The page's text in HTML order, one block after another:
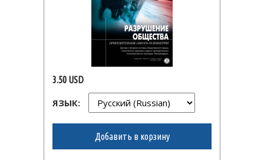
3.50 USD
ЯЗЫК:
Добавить в корзину